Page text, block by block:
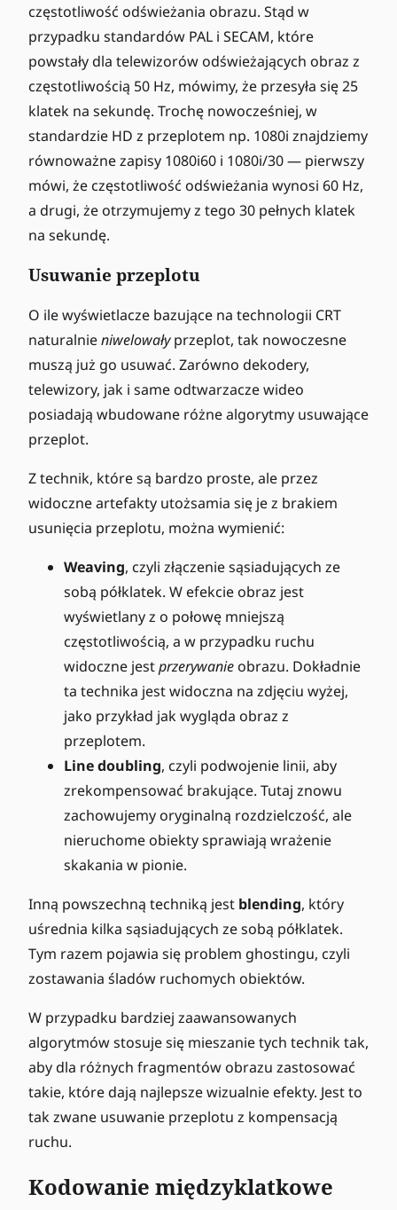
częstotliwość odświeżania obrazu. Stąd w
przypadku standardów PAL i SECAM, które
powstały dla telewizorów odświeżających obraz z
częstotliwością 50 Hz, mówimy, że przesyła się 25
klatek na sekundę. Trochę nowocześniej, w
standardzie HD z przeplotem np. 1080i znajdziemy
równoważne zapisy 1080i60 i 1080i/30 — pierwszy
mówi, że częstotliwość odświeżania wynosi 60 Hz,
a drugi, że otrzymujemy z tego 30 pełnych klatek
na sekundę.
Usuwanie przeplotu
O ile wyświetlacze bazujące na technologii CRT
naturalnieniwelowałyprzeplot, tak nowoczesne
muszą już go usuwać. Zarówno dekodery,
telewizory, jak i same odtwarzacze wideo
posiadają wbudowane różne algorytmy usuwające
przeplot.
Z technik, które są bardzo proste, ale przez
widoczne artefakty utożsamia się je z brakiem
usunięcia przeplotu, można wymienić:
Weaving, czyli złączenie sąsiadujących ze
sobą półklatek. W efekcie obraz jest
wyświetlany z o połowę mniejszą
częstotliwością, a w przypadku ruchu
widoczne jestprzerywanieobrazu. Dokładnie
ta technika jest widoczna na zdjęciu wyżej,
jako przykład jak wygląda obraz z
przeplotem.
Line doubling, czyli podwojenie linii, aby
zrekompensować brakujące. Tutaj znowu
zachowujemy oryginalną rozdzielczość, ale
nieruchome obiekty sprawiają wrażenie
skakania w pionie.
Inną powszechną techniką jest blending, który
uśrednia kilka sąsiadujących ze sobą półklatek.
Tym razem pojawia się problem ghostingu, czyli
zostawania śladów ruchomych obiektów.
W przypadku bardziej zaawansowanych
algorytmów stosuje się mieszanie tych technik tak,
aby dla różnych fragmentów obrazu zastosować
takie, które dają najlepsze wizualnie efekty. Jest to
tak zwane usuwanie przeplotu z kompensacją
ruchu.
Kodowanie międzyklatkowe